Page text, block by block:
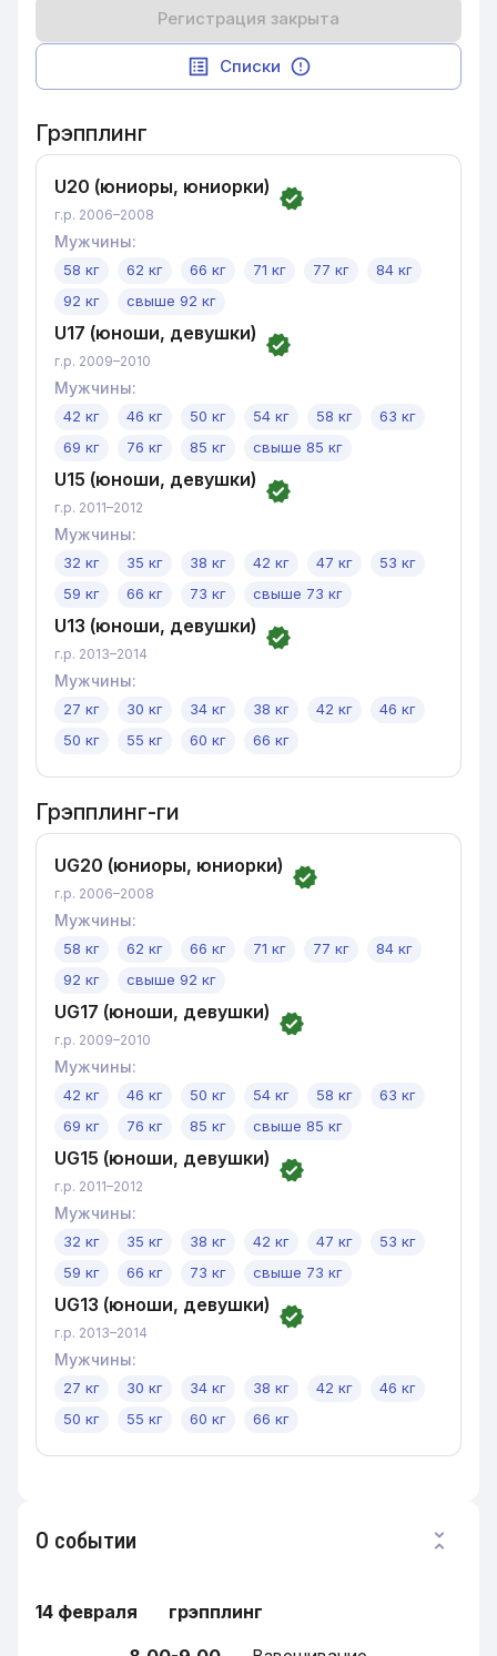
Регистрация закрыта
Списки
Грэпплинг
U20 (юниоры, юниорки)
г.р. 2006–2008
Мужчины:
58 кг 62 кг 66 кг 71 кг 77 кг
84 кг
92 кг
свыше 92 кг
U17 (юноши, девушки)
г.р. 2009–2010
Мужчины:
42 кг 46 кг 50 кг 54 кг 58 кг
63 кг
69 кг
76 кг 85 кг свыше 85 кг
U15 (юноши, девушки)
г.р. 2011–2012
Мужчины:
32 кг 35 кг 38 кг 42 кг 47 кг
53 кг
59 кг
66 кг 73 кг свыше 73 кг
U13 (юноши, девушки)
г.р. 2013–2014
Мужчины:
27 кг 30 кг 34 кг 38 кг 42 кг
46 кг
50 кг
55 кг 60 кг 66 кг
Грэпплинг-ги
UG20 (юниоры, юниорки)
г.р. 2006–2008
Мужчины:
58 кг 62 кг 66 кг 71 кг 77 кг
84 кг
92 кг
свыше 92 кг
UG17 (юноши, девушки)
г.р. 2009–2010
Мужчины:
42 кг 46 кг 50 кг 54 кг 58 кг
63 кг
69 кг
76 кг 85 кг свыше 85 кг
UG15 (юноши, девушки)
г.р. 2011–2012
Мужчины:
32 кг 35 кг 38 кг 42 кг 47 кг
53 кг
59 кг
66 кг 73 кг свыше 73 кг
UG13 (юноши, девушки)
г.р. 2013–2014
Мужчины:
27 кг 30 кг 34 кг 38 кг 42 кг
46 кг
50 кг
55 кг 60 кг 66 кг
О событии
14 февраля грэпплинг